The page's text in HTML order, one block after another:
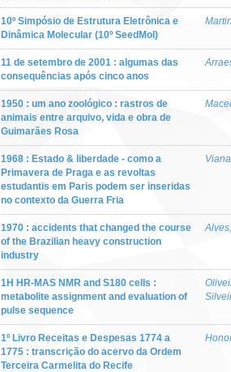
10º Simpósio de Estrutura Eletrônica e
Dinâmica Molecular (10º SeedMol)
11 de setembro de 2001 : algumas das
consequências após cinco anos
1950 : um ano zoológico : rastros de
animais entre arquivo, vida e obra de
Guimarães Rosa
1968 : Estado & liberdade - como a
Primavera de Praga e as revoltas
estudantis em Paris podem ser inseridas
no contexto da Guerra Fria
1970 : accidents that changed the course
of the Brazilian heavy construction
industry
1H HR-MAS NMR and S180 cells :
metabolite assignment and evaluation of
pulse sequence
1º Livro Receitas e Despesas 1774 a
1775 : transcrição do acervo da Ordem
Terceira Carmelita do Recife